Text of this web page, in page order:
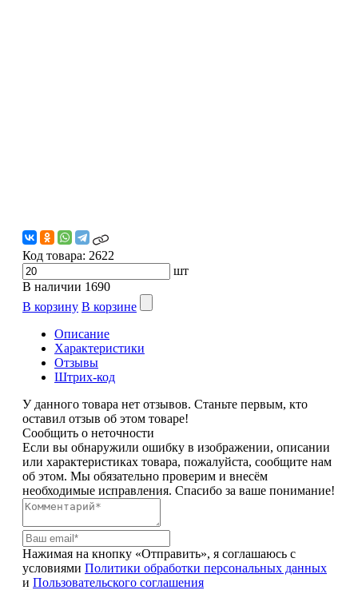
Код товара: 2622
шт
В наличии 1690
В корзину В корзине
Описание
Характеристики
Отзывы
Штрих-код
У данного товара нет отзывов. Станьте первым, кто
оставил отзыв об этом товаре!
Сообщить о неточности
Если вы обнаружили ошибку в изображении, описании
или характеристиках товара, пожалуйста, сообщите нам
об этом. Мы обязательно проверим и внесём
необходимые исправления. Спасибо за ваше понимание!
Нажимая на кнопку «Отправить», я соглашаюсь с
условиями Политики обработки персональных данных
и Пользовательского соглашения